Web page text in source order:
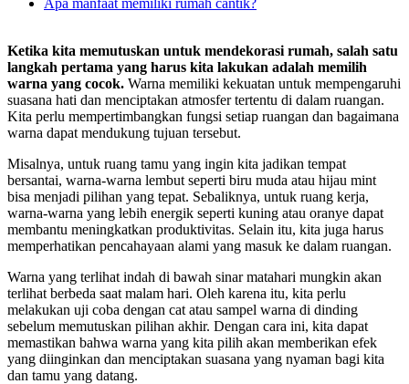
Ketika kita memutuskan untuk mendekorasi rumah, salah satu
langkah pertama yang harus kita lakukan adalah memilih
warna yang cocok. Warna memiliki kekuatan untuk mempengaruhi
suasana hati dan menciptakan atmosfer tertentu di dalam ruangan.
Kita perlu mempertimbangkan fungsi setiap ruangan dan bagaimana
warna dapat mendukung tujuan tersebut.
Misalnya, untuk ruang tamu yang ingin kita jadikan tempat
bersantai, warna-warna lembut seperti biru muda atau hijau mint
bisa menjadi pilihan yang tepat. Sebaliknya, untuk ruang kerja,
warna-warna yang lebih energik seperti kuning atau oranye dapat
membantu meningkatkan produktivitas. Selain itu, kita juga harus
memperhatikan pencahayaan alami yang masuk ke dalam ruangan.
Warna yang terlihat indah di bawah sinar matahari mungkin akan
terlihat berbeda saat malam hari. Oleh karena itu, kita perlu
melakukan uji coba dengan cat atau sampel warna di dinding
sebelum memutuskan pilihan akhir. Dengan cara ini, kita dapat
memastikan bahwa warna yang kita pilih akan memberikan efek
yang diinginkan dan menciptakan suasana yang nyaman bagi kita
dan tamu yang datang.